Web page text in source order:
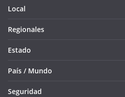
Local
Regionales
Estado
País / Mundo
Seguridad